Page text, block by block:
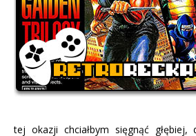
tej okazji chciałbym sięgnąć